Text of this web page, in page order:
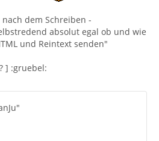
dem Schreiben -
absolut egal ob und wie
und Reintext senden"
] :gruebel: